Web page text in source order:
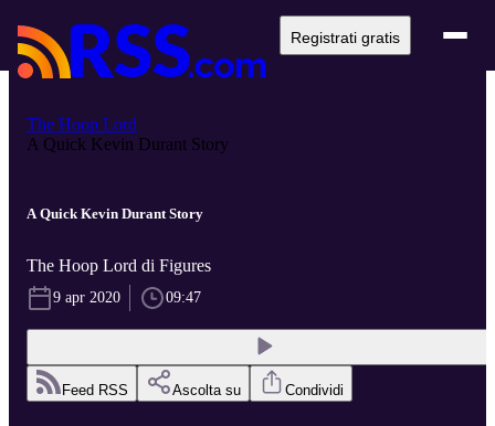
Registrati gratis
The Hoop Lord
A Quick Kevin Durant Story
A Quick Kevin Durant Story
The Hoop Lord di Figures
9 apr 2020 09:47
Feed RSS Ascolta su Condividi